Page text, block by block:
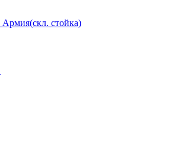
Армия(скл. стойка)